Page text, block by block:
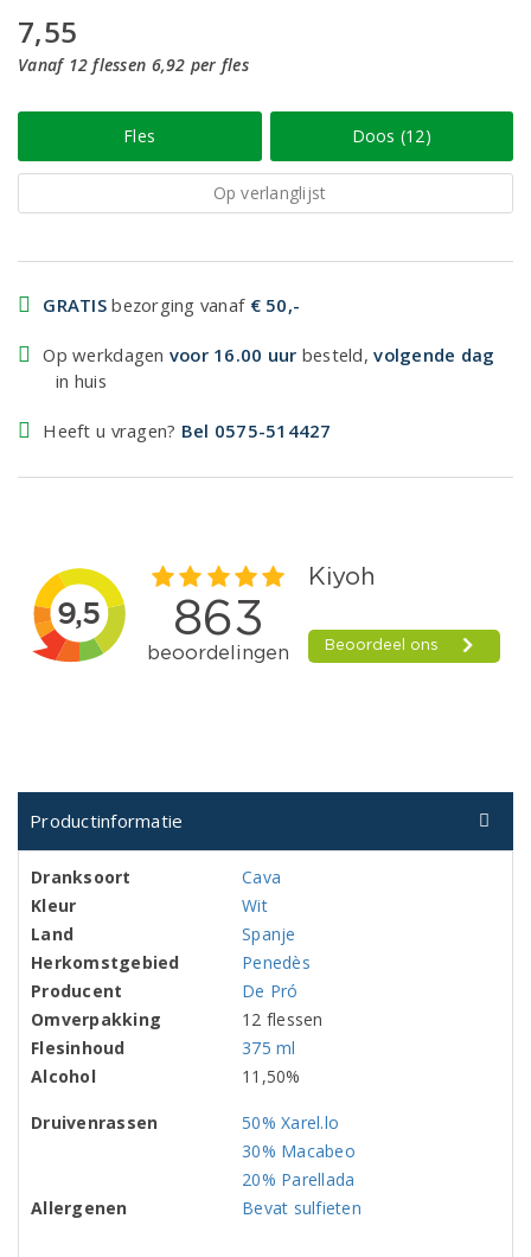
7,55
Vanaf 12 flessen 6,92 per fles
Fles Doos (12)
Op verlanglijst
GRATIS bezorging vanaf € 50,-
Op werkdagen voor 16.00 uur besteld,volgende dag
in huis
Heeft u vragen? Bel 0575-514427
Productinformatie
Dranksoort
Cava
Kleur
Wit
Land
Spanje
Herkomstgebied
Penedès
Producent
De Pró
Omverpakking
12 flessen
Flesinhoud
375 ml
Alcohol
11,50%
Druivenrassen
50% Xarel.lo
30% Macabeo
20% Parellada
Allergenen
Bevat sulfieten